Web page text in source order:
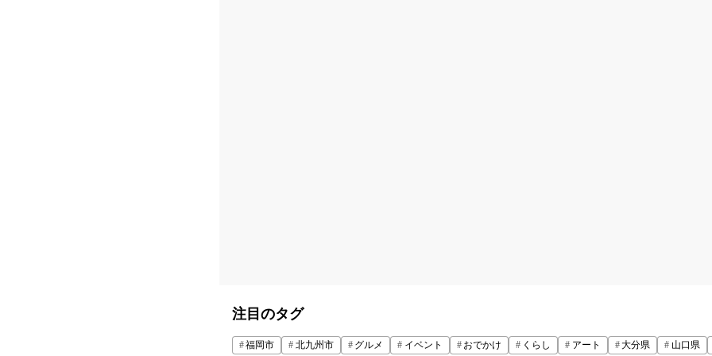
注目のタグ
福岡市 北九州市 グルメ イベント おでかけ くらし アート 大分県 山口県